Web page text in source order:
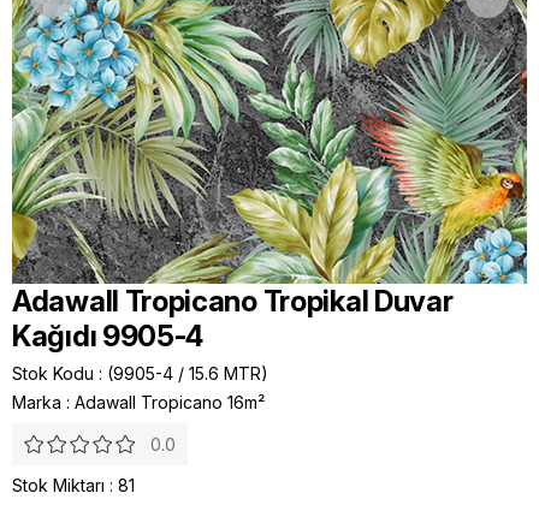
Adawall Tropicano Tropikal Duvar
Kağıdı 9905-4
Stok Kodu
(9905-4 / 15.6 MTR)
Marka : Adawall Tropicano 16m²
0.0
Stok Miktarı : 81